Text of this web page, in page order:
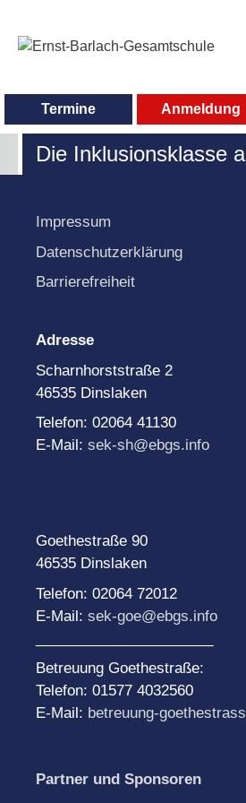
springen
Die Inklusionsklasse
Termine Anmeldung
Impressum
Datenschutzerklärung
Barrierefreiheit
Adresse
Scharnhorststraße 2
46535 Dinslaken
Telefon: 02064 41130
E-Mail: sek-sh@ebgs.info
Goethestraße 90
46535 Dinslaken
Telefon: 02064 72012
E-Mail: sek-goe@ebgs.info
Betreuung Goethestraße:
Telefon: 01577 4032560
E-Mail: betreuung-
Partner und Sponsoren